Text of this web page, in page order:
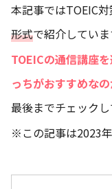
本記事ではTOEIC
形式で紹介していま
TOEICの通信講座
っちがおすすめな
最後までチェックし
※この記事は2023